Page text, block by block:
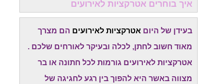
איך בוחרים אטרקציות לאירועים
בעידן של היום אטרקציות לאירועים הם מצרך
מאוד חשוב לחתן, לכלה ובעיקר לאורחים שלכם .
אטרקציות לאירועים גורמות לכל חתונה או בר
מצווה באשר היא להפוך בין רגע לחגיגה של